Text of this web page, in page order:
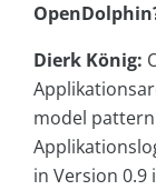
Dierk König:
model
in Version